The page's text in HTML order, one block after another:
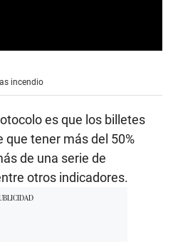
incendio
es que los billetes
que tener más del 50%
de una serie de
otros indicadores.